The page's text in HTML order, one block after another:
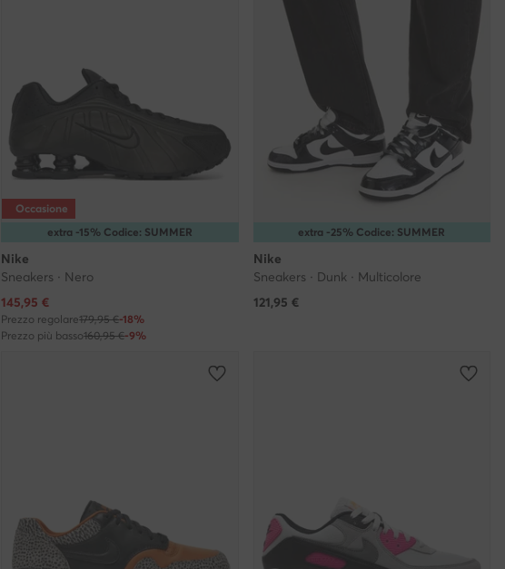
extra -15% Codice: SUMMER
Occasione
Nike
Sneakers · Nero
Prezzo attuale
145,95 €
Prezzo regolare179,95 €-18%
Prezzo più basso160,95 €-9%
extra -25% Codice: SUMMER
Nike
Sneakers · Dunk · Multicolore
121,95 €